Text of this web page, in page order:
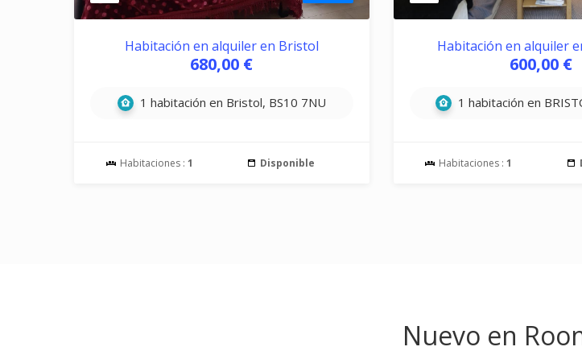
Habitación en alquiler en Bristol
680,00 €
1 habitación en Bristol, BS10 7NU
Habitaciones : 1 Disponible
Habitación en alquiler
600,00 €
1 habitación en
Habitaciones :1
Nuevo en